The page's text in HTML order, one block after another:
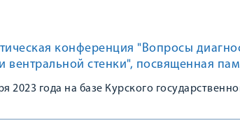
конференция "Вопросы
стенки", посвященная
2023 года на базе Курского